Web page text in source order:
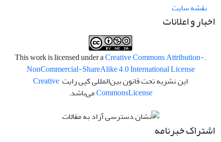
نقشه سایت
اخبار و اعلانات
.This work is licensed under a
Creative Commons Attribution-
NonCommercial-ShareAlike 4.0 International License
این نشریه تحت قانون بین‌المللی کپی رایت Creative
CommonsLicense می‌باشد.
اشتراک خبرنامه